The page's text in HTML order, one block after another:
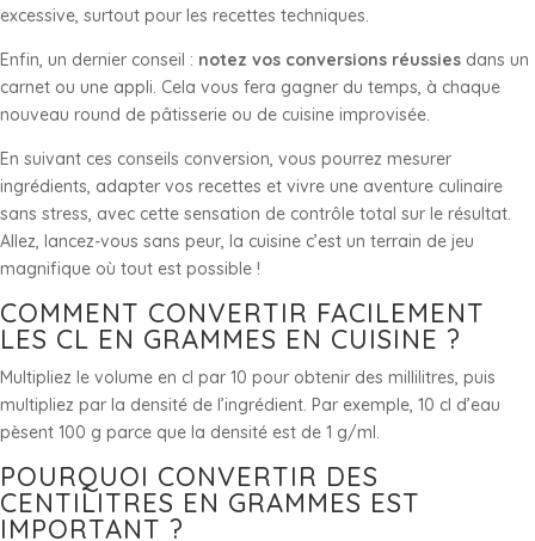
excessive, surtout pour les recettes techniques.
Enfin, un dernier conseil : notez vos conversions réussies dans un
carnet ou une appli. Cela vous fera gagner du temps, à chaque
nouveau round de pâtisserie ou de cuisine improvisée.
En suivant ces conseils conversion, vous pourrez mesurer
ingrédients, adapter vos recettes et vivre une aventure culinaire
sans stress, avec cette sensation de contrôle total sur le résultat.
Allez, lancez-vous sans peur, la cuisine c’est un terrain de jeu
magnifique où tout est possible !
COMMENT CONVERTIR FACILEMENT
LES CL EN GRAMMES EN CUISINE ?
Multipliez le volume en cl par 10 pour obtenir des millilitres, puis
multipliez par la densité de l’ingrédient. Par exemple, 10 cl d’eau
pèsent 100 g parce que la densité est de 1 g/ml.
POURQUOI CONVERTIR DES
CENTILITRES EN GRAMMES EST
IMPORTANT ?